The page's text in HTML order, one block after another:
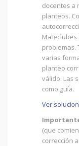
docentes a
planteos.
problemas.
varias
planteo
válido. Las
como guía.
Ver
(que
corrección